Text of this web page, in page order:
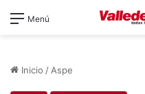
Menú
Inicio / Aspe